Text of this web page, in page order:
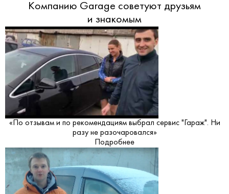
Компанию Garage советуют друзьям
и знакомым
«По отзывам и по рекомендациям выбрал сервис "Гараж". Ни
разу не разочаровался»
Подробнее